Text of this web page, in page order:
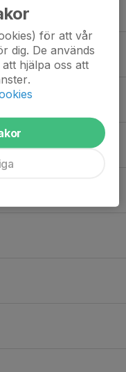
för att vår
dig. De används
hjälpa oss att